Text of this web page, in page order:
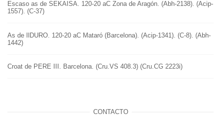
Escaso as de SEKAISA. 120-20 aC Zona de Aragón. (Abh-2138). (Acip-
1557). (C-37)
As de IlDURO. 120-20 aC Mataró (Barcelona). (Acip-1341). (C-8). (Abh-
1442)
Croat de PERE III. Barcelona. (Cru.VS 408.3) (Cru.CG 2223i)
CONTACTO